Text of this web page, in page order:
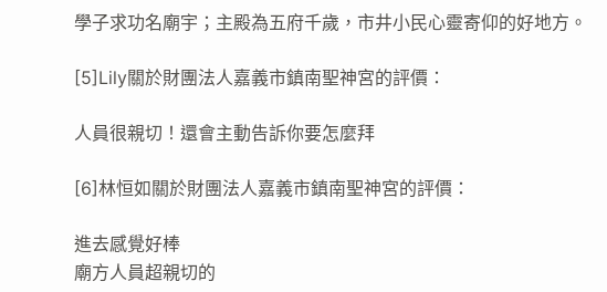
學子求功名廟宇；主殿為五府千歲，市井小民心靈寄仰的好地方。
[5]Lily關於財團法人嘉義市鎮南聖神宮的評價：
人員很親切！還會主動告訴你要怎麼拜
[6]林恒如關於財團法人嘉義市鎮南聖神宮的評價：
進去感覺好棒
廟方人員超親切的